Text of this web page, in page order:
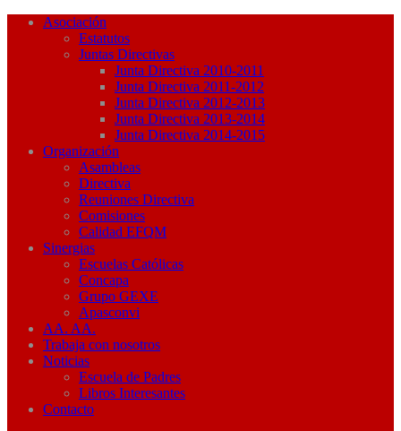
Asociación
Estatutos
Juntas Directivas
Junta Directiva 2010-2011
Junta Directiva 2011-2012
Junta Directiva 2012-2013
Junta Directiva 2013-2014
Junta Directiva 2014-2015
Organización
Asambleas
Directiva
Reuniones Directiva
Comisiones
Calidad EFQM
Sinergias
Escuelas Católicas
Concapa
Grupo GEXE
Apasconvi
AA. AA.
Trabaja con nosotros
Noticias
Escuela de Padres
Libros Interesantes
Contacto